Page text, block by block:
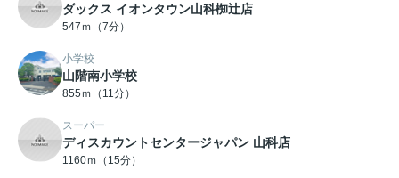
ダックス イオンタウン山科椥辻店
547ｍ（7分）
小学校
山階南小学校
855ｍ（11分）
スーパー
ディスカウントセンタージャパン 山科店
1160ｍ（15分）